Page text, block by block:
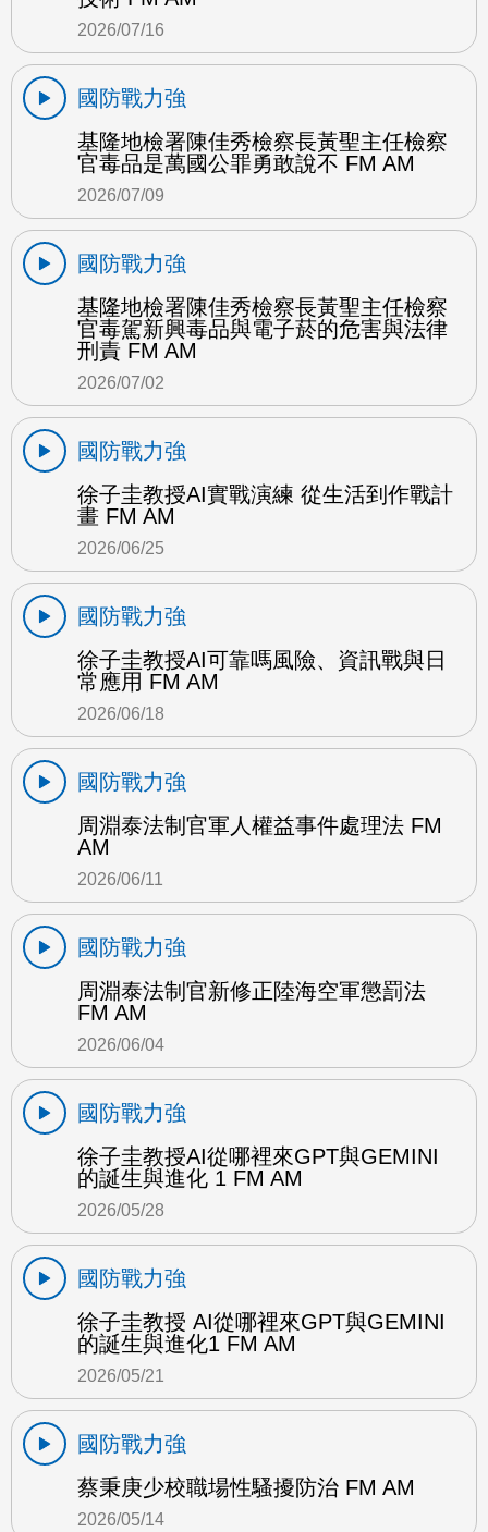
2026/07/16
國防戰力強
基隆地檢署陳佳秀檢察長黃聖主任檢察
官毒品是萬國公罪勇敢說不 FM AM
2026/07/09
國防戰力強
基隆地檢署陳佳秀檢察長黃聖主任檢察
官毒駕新興毒品與電子菸的危害與法律
刑責 FM AM
2026/07/02
國防戰力強
徐子圭教授AI實戰演練 從生活到作戰計
畫 FM AM
2026/06/25
國防戰力強
徐子圭教授AI可靠嗎風險、資訊戰與日
常應用 FM AM
2026/06/18
國防戰力強
周淵泰法制官軍人權益事件處理法 FM
AM
2026/06/11
國防戰力強
周淵泰法制官新修正陸海空軍懲罰法
FM AM
2026/06/04
國防戰力強
徐子圭教授AI從哪裡來GPT與GEMINI
的誕生與進化 1 FM AM
2026/05/28
國防戰力強
徐子圭教授 AI從哪裡來GPT與GEMINI
的誕生與進化1 FM AM
2026/05/21
國防戰力強
蔡秉庚少校職場性騷擾防治 FM AM
2026/05/14